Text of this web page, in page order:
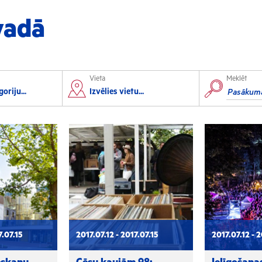
sports
sports
Radošās darbnīcas
Lekcijas
Vieta
Izvēlies vietu...
Meklēt
2017.07.12 - 2017.07.15 2017.07.12 -